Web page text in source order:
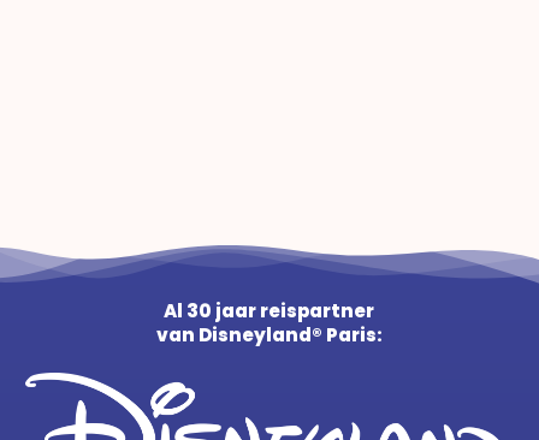
Al 30 jaar reispartner
van Disneyland® Paris: